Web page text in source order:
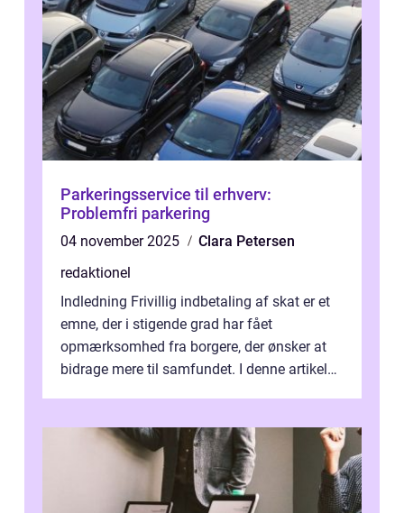
Parkeringsservice til erhverv:
Problemfri parkering
04 november 2025
Clara Petersen
redaktionel
Indledning Frivillig indbetaling af skat er et
emne, der i stigende grad har fået
opmærksomhed fra borgere, der ønsker at
bidrage mere til samfundet. I denne artikel